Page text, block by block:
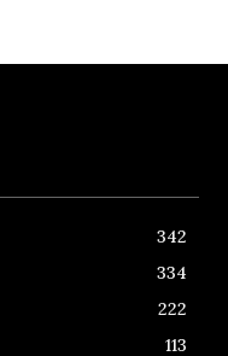
342
334
222
113